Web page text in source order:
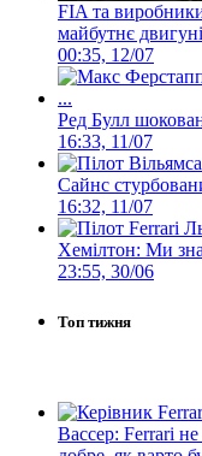
FIA та
майбутнє
00:35, 12/07
Ред Булл
16:33, 11/07
Сайнс
16:32, 11/07
Хемілтон: Ми
23:55, 30/06
Топ тижня
Вассер: Ferrari не